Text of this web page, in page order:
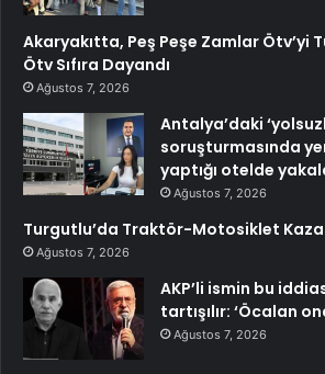
Akaryakıtta, Peş Peşe Zamlar Ötv’yi
Ötv Sıfıra Dayandı
Ağustos 7, 2026
Antalya’daki
soruşturmasında
yaptığı otelde
Ağustos 7, 2026
Turgutlu’da Traktör-Motosiklet
Ağustos 7, 2026
AKP’li ismin bu
tartışılır: ‘Öcalan
Ağustos 7, 2026